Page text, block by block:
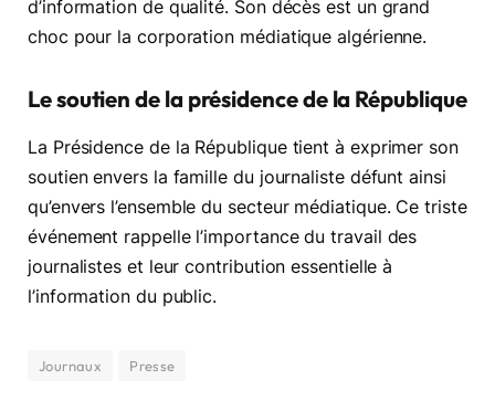
d’information de qualité. Son décès est un grand
choc pour la corporation médiatique algérienne.
Le soutien de la présidence de la République
La Présidence de la République tient à exprimer son
soutien envers la famille du journaliste défunt ainsi
qu’envers l’ensemble du secteur médiatique. Ce triste
événement rappelle l’importance du travail des
journalistes et leur contribution essentielle à
l’information du public.
Journaux Presse